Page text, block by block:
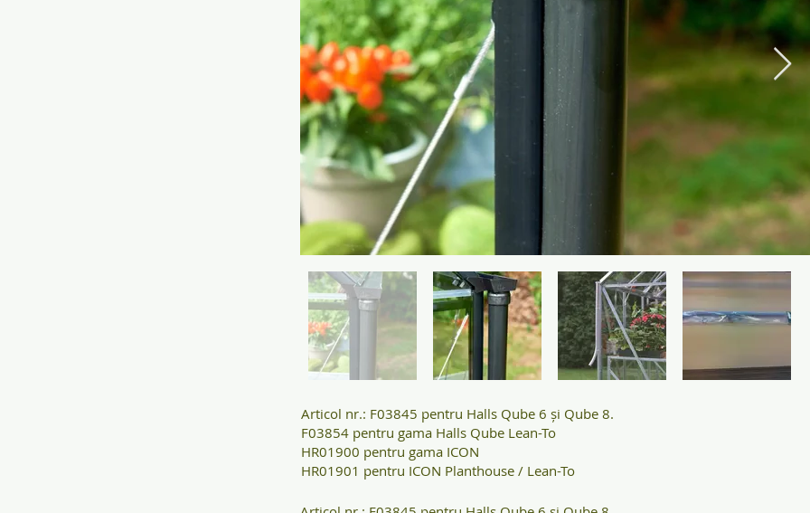
Articol nr.: F03845 pentru Halls Qube 6 și Qube 8.
F03854 pentru gama Halls Qube Lean-To
HR01900 pentru gama ICON
HR01901 pentru ICON Planthouse / Lean-To